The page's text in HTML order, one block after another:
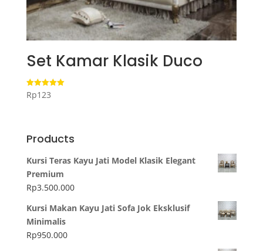
Set Kamar Klasik Duco
Dinilai
5.00
Rp123
Products
Kursi Teras Kayu Jati Model Klasik Elegant
Premium
Rp3.500.000
Kursi Makan Kayu Jati Sofa Jok Eksklusif
Minimalis
Rp950.000